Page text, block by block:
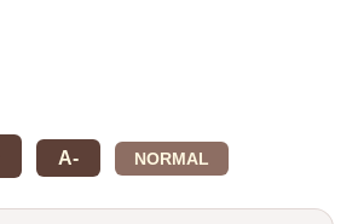
A- NORMAL